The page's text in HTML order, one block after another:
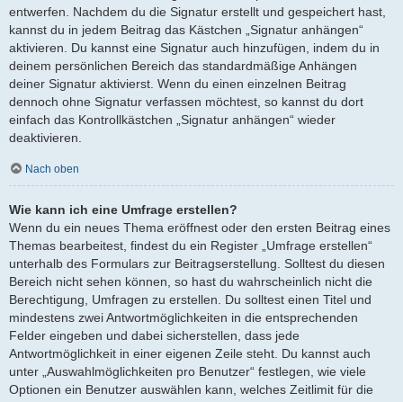
entwerfen. Nachdem du die Signatur erstellt und gespeichert hast,
kannst du in jedem Beitrag das Kästchen „Signatur anhängen“
aktivieren. Du kannst eine Signatur auch hinzufügen, indem du in
deinem persönlichen Bereich das standardmäßige Anhängen
deiner Signatur aktivierst. Wenn du einen einzelnen Beitrag
dennoch ohne Signatur verfassen möchtest, so kannst du dort
einfach das Kontrollkästchen „Signatur anhängen“ wieder
deaktivieren.
Nach oben
Wie kann ich eine Umfrage erstellen?
Wenn du ein neues Thema eröffnest oder den ersten Beitrag eines
Themas bearbeitest, findest du ein Register „Umfrage erstellen“
unterhalb des Formulars zur Beitragserstellung. Solltest du diesen
Bereich nicht sehen können, so hast du wahrscheinlich nicht die
Berechtigung, Umfragen zu erstellen. Du solltest einen Titel und
mindestens zwei Antwortmöglichkeiten in die entsprechenden
Felder eingeben und dabei sicherstellen, dass jede
Antwortmöglichkeit in einer eigenen Zeile steht. Du kannst auch
unter „Auswahlmöglichkeiten pro Benutzer“ festlegen, wie viele
Optionen ein Benutzer auswählen kann, welches Zeitlimit für die